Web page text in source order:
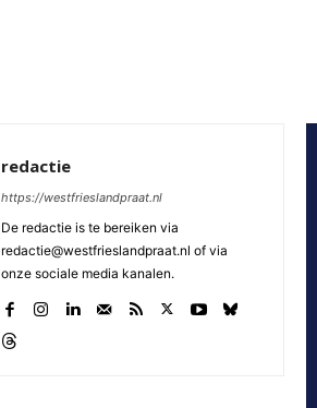
redactie
https://westfrieslandpraat.nl
De redactie is te bereiken via
redactie@westfrieslandpraat.nl of via
onze sociale media kanalen.